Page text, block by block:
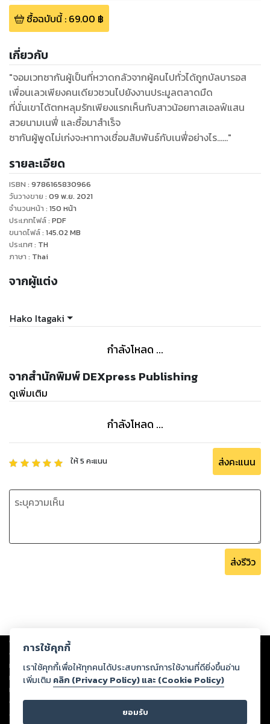
ซื้อฉบับนี้: 69.00 ฿
เกี่ยวกับ
"จอมเวทซากันผู้เป็นที่หวาดกลัวจากผู้คนไปทั่วได้ถูกบัลบารอส
เพื่อนเลวเพียงคนเดียวชวนไปยังงานประมูลตลาดมืด
ที่นั่นเขาได้ตกหลุมรักเพียงแรกเห็นกับสาวน้อยทาสเอลฟ์แสน
สวยนามเนฟี่ และซื้อมาสำเร็จ
รายละเอียด
ISBN : 9786165830966
วันวางขาย : 09 พ.ย. 2021
จำนวนหน้า : 150 หน้า
ประเภทไฟล์: PDF
ขนาดไฟล์: 145.02 MB
ประเทศ: TH
ภาษา : Thai
จากผู้แต่ง
Hako Itagaki
กำลังโหลด ...
จากสำนักพิมพ์ DEXpress Publishing
ดูเพิ่มเติม
กำลังโหลด ...
ให้5 คะแนน ส่งคะแนน
ส่งรีวิว
Copyright © 2026
ต่อผลงานหรือเนื้อหาใดที่อัปโหลดผ่านเว็บไซต์และปรากฏว่าละเมิดสิทธิใน
ทรัพย์สินทางปัญญาของบุคคลอื่นหรือขัดต่อกฎหมายและศีลธรรม ดังนั้น ผู้อ่าน
ทุกท่านโปรดใช้วิจารณญาณในการกลั่นกรองด้วยตนเอง และหากท่านพบว่าส่วน
หนึ่งส่วนใดขัดต่อกฎหมายและศีลธรรม กรุณาแจ้งมายังบริษัท เพื่อทีมงานจะได้
ดำเนินการในทันที ทั้งนี้ ทางสตอรี่ล็อกขอสงวนลิขสิทธิ์ตามพระราชบัญญัติ
ลิขสิทธิ์ พ.ศ. 2537 (ฉบับล่าสุด)
การใช้คุกกี้
เราใช้คุกกี้เพื่อให้ทุกคนได้ประสบการณ์การใช้งานที่ดียิ่งขึ้นอ่าน
เพิ่มเติม คลิก (Privacy Policy) และ (Cookie Policy)
ยอมรับ